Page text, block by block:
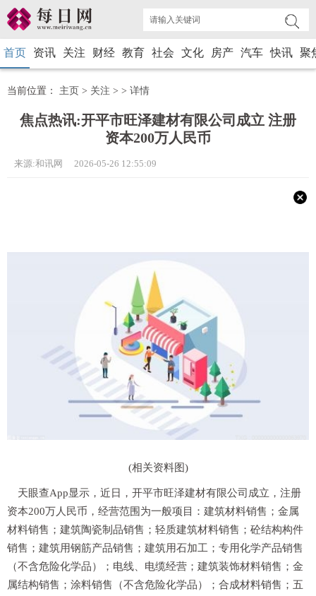
首页 资讯 关注 财经 教育 社会 文化 房产 汽车 快讯 聚
当前位置： 主页 > 关注 > > 详情
焦点热讯:开平市旺泽建材有限公司成立 注册
资本200万人民币
来源:和讯网 2026-05-26 12:55:09
(相关资料图)
天眼查App显示，近日，开平市旺泽建材有限公司成立，注册
资本200万人民币，经营范围为一般项目：建筑材料销售；金属
材料销售；建筑陶瓷制品销售；轻质建筑材料销售；砼结构构件
销售；建筑用钢筋产品销售；建筑用石加工；专用化学产品销售
（不含危险化学品）；电线、电缆经营；建筑装饰材料销售；金
属结构销售；涂料销售（不含危险化学品）；合成材料销售；五